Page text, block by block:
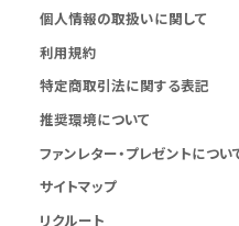
個人情報の取扱いに関して
利用規約
特定商取引法に関する表記
推奨環境について
ファンレター・プレゼントについ
サイトマップ
リクルート